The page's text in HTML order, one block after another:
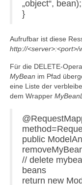
„object“, bean);
}
Aufrufbar ist diese
http://<server>:<port>/
Für die DELETE-
MyBean im Pfad
eine Liste der
dem Wrapper
public
// delete
beans
return new